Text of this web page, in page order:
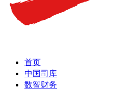
首页
中国司库
数智财务